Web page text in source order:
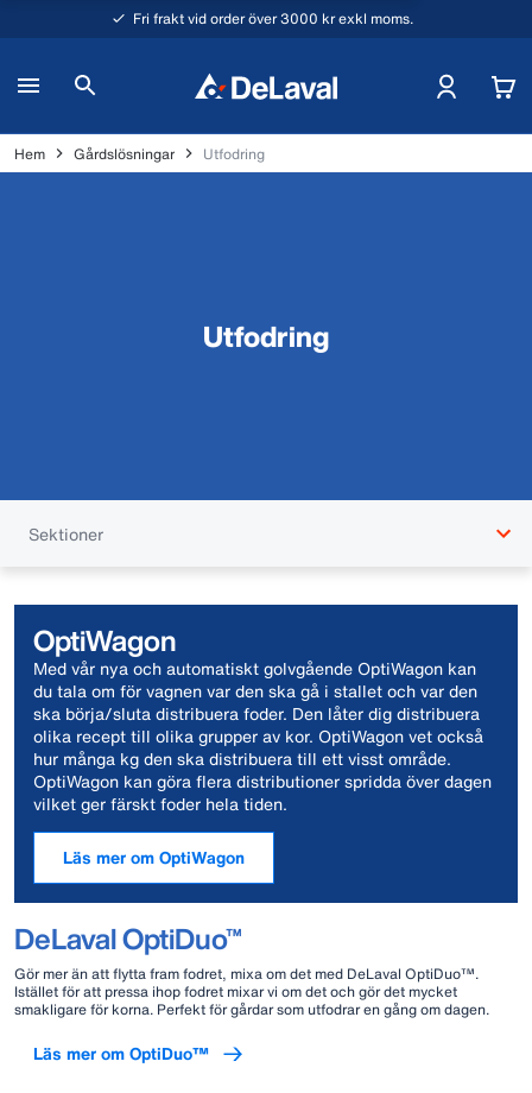
Fri frakt vid order över 3000 kr exkl moms.
Hem Gårdslösningar Utfodring
Utfodring
Sektioner
OptiWagon
Med vår nya och automatiskt golvgående OptiWagon kan
du tala om för vagnen var den ska gå i stallet och var den
ska börja/sluta distribuera foder. Den låter dig distribuera
olika recept till olika grupper av kor. OptiWagon vet också
hur många kg den ska distribuera till ett visst område.
OptiWagon kan göra flera distributioner spridda över dagen
vilket ger färskt foder hela tiden.
Läs mer om OptiWagon
DeLaval OptiDuo™
Gör mer än att flytta fram fodret, mixa om det med DeLaval OptiDuo™.
Istället för att pressa ihop fodret mixar vi om det och gör det mycket
smakligare för korna. Perfekt för gårdar som utfodrar en gång om dagen.
Läs mer om OptiDuo™